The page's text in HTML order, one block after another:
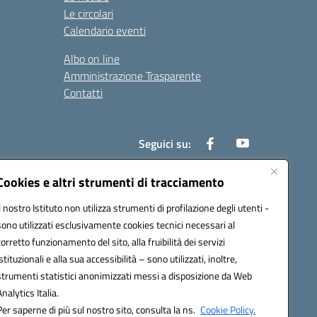
e altri strumenti di tracciamento
nostro Istituto non utilizza strumenti di profilazione degli utenti -
utilizzati esclusivamente cookies tecnici necessari al
funzionamento del sito, alla fruibilità dei servizi
e alla sua accessibilità – sono utilizzati, inoltre,
statistici anonimizzati messi a disposizione da Web
Italia.
saperne di più sul nostro sito, consulta la ns. Cookie Policy.
Le circolari
Calendario eventi
Albo on line
Amministrazione Trasparente
Contatti
Seguici su: